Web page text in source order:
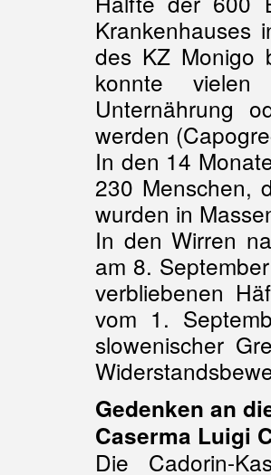
Krankenhauses
des KZ Monigo
konnte
Unternährung
werden
In den 14
230 Menschen,
wurden in
In den Wirren
am 8.
verbliebenen
vom 1.
slowenischer
Gedenken an
Caserma Luigi
Die Cadorin-